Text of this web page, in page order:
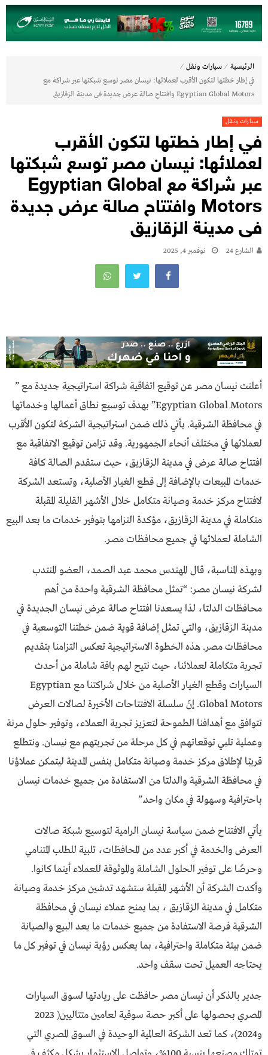
الرئيسية ⁄ سيارات ونقل ⁄
في إطار خطتها لتكون الأقرب لعملائها: نيسان مصر توسع شبكتها عبر شراكة مع
Egyptian Global Motors وافتتاح صالة عرض جديدة فى مدينة الزقازيق
سيارات ونقل
في إطار خطتها لتكون الأقرب
لعملائها: نيسان مصر توسع شبكتها
عبر شراكة مع Egyptian Global
Motors وافتتاح صالة عرض جديدة
فى مدينة الزقازيق
الشارع 24 نوفمبر 4, 2025
أعلنت نيسان مصر عن توقيع اتفاقية شراكة استراتيجية جديدة مع ”
Egyptian Global Motors” بهدف توسيع نطاق أعمالها وخدماتها
في محافظة الشرقية. يأتي ذلك ضمن استراتيجية الشركة لتكون الأقرب
لعملائها في مختلف أنحاء الجمهورية. وقد تزامن توقيع الاتفاقية مع
افتتاح صالة عرض في مدينة الزقازيق، حيث ستقدم الصالة كافة
خدمات المبيعات بالإضافة إلى قطع الغيار الأصلية، وتستعد الشركة
لافتتاح مركز خدمة وصيانة متكامل خلال الأشهر القليلة المقبلة
متكاملة في مدينة الزقازيق، مؤكدة التزامها بتوفير خدمات ما بعد البيع
الشاملة لعملائها في جميع محافظات مصر.
وبهذه المناسبة، قال المهندس محمد عبد الصمد، العضو المنتدب
لشركة نيسان مصر: “تمثل محافظة الشرقية واحدة من أهم
محافظات الدلتا، لذا يسعدنا افتتاح صالة عرض نيسان الجديدة في
مدينة الزقازيق، والتي تمثل إضافة قوية ضمن خطتنا التوسعية في
محافظات مصر. هذه الخطوة الاستراتيجية تعكس التزامنا بتقديم
تجربة متكاملة لعملائنا، حيث نتيح لهم باقة شاملة من أحدث
السيارات وقطع الغيار الأصلية من خلال شراكتنا مع Egyptian
Global Motors. إنّ سلسلة الافتتاحات الأخيرة لصالات العرض
تتوافق مع أهدافنا الطموحة لتعزيز تجربة العملاء، وتوفير حلول مرنة
وعملية تلبي توقعاتهم في كل مرحلة من تجربتهم مع نيسان. ونتطلع
قريبًا لإطلاق مركز خدمة وصيانة متكامل بنفس المدينة ليتمكن عملاؤنا
في محافظة الشرقية والدلتا من الاستفادة من جميع خدمات نيسان
باحترافية وسهولة في مكان واحد.”
يأتي الافتتاح ضمن سياسة نيسان الرامية لتوسيع شبكة صالات
العرض والخدمة في أكبر عدد من المحافظات، تلبية للطلب المتنامي
وحرصًا على توفير الحلول الشاملة والموثوقة للعملاء أينما كانوا.
وأكدت الشركة أن الأشهر المقبلة ستشهد تدشين مركز خدمة وصيانة
متكامل في مدينة الزقازيق ، بما يمنح عملاء نيسان في محافظة
الشرقية فرصة الاستفادة من جميع خدمات ما بعد البيع والصيانة
ضمن بيئة متكاملة واحترافية، بما يعكس رؤية نيسان في توفير كل ما
يحتاجه العميل تحت سقف واحد.
جدير بالذكر أن نيسان مصر حافظت على ريادتها لسوق السيارات
المصري بحصولها على أكبر حصة سوقية لعامين متتاليين( 2023
و2024)، كما تعد الشركة العالمية الوحيدة في السوق المصري التي